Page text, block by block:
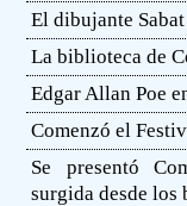
El dibujante
La biblioteca de
Edgar Allan Poe
Comenzó el
Se presentó
surgida desde los